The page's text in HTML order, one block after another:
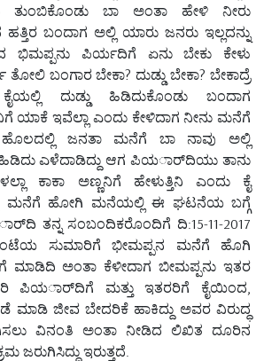
ತುಂಬಿಕೊಂಡು ಬಾ ಅಂತಾ ಹೇಳಿ ನೀರು
ಬಂದಾಗ ಅಲ್ಲಿ ಯಾರು ಜನರು ಇಲ್ಲದನ್ನು
ಭಿಮಪ್ಪನು ಪಿರ್ಯದಿಗೆ ಏನು ಬೇಕು ಕೇಳು
ಬಂಗಾರ ಬೇಕಾ? ದುಡ್ಡು ಬೇಕಾ? ಬೇಕಾದ್ರೆ
ದುಡ್ಡು ಹಿಡಿದುಕೊಂಡು ಬಂದಾಗ
ಇವೆಲ್ಲಾ ಎಂದು ಕೇಳಿದಾಗ ನೀನು ಮನೆಗೆ
ಜನತಾ ಮನೆಗೆ ಬಾ ನಾವು ಅಲ್ಲಿ
ಎಳೆದಾಡಿದ್ದು ಆಗ ಪಿಯರ್ಾದಿಯು ತಾನು
ಕಾಕಾ ಅಣ್ಣನಿಗೆ ಹೇಳುತ್ತಿನಿ ಎಂದು ಕೈ
ಮನೆಗೆ ಹೋಗಿ ಮನೆಯಲ್ಲಿ ಈ ಘಟನೆಯ ಬಗ್ಗೆ
ತನ್ನ ಸಂಬಂದಿಕರೊಂದಿಗೆ ದಿ:15-11-2017
ಸುಮಾರಿಗೆ ಭೀಮಪ್ಪನ ಮನೆಗೆ ಹೊಗಿ
ಮಾಡಿದಿ ಅಂತಾ ಕೆಳೀದಾಗ ಬೀಮಪ್ಪನು ಇತರ
ಪಿಯರ್ಾದಿಗೆ ಮತ್ತು ಇತರರಿಗೆ ಕೈಯಿಂದ,
ಜೀವ ಬೇದರಿಕೆ ಹಾಕಿದ್ದು ಅವರ ವಿರುದ್ಧ
ವಿನಂತಿ ಅಂತಾ ನೀಡಿದ ಲಿಖಿತ ದೂರಿನ
ಜರುಗಿಸಿದ್ದು ಇರುತ್ತದೆ.